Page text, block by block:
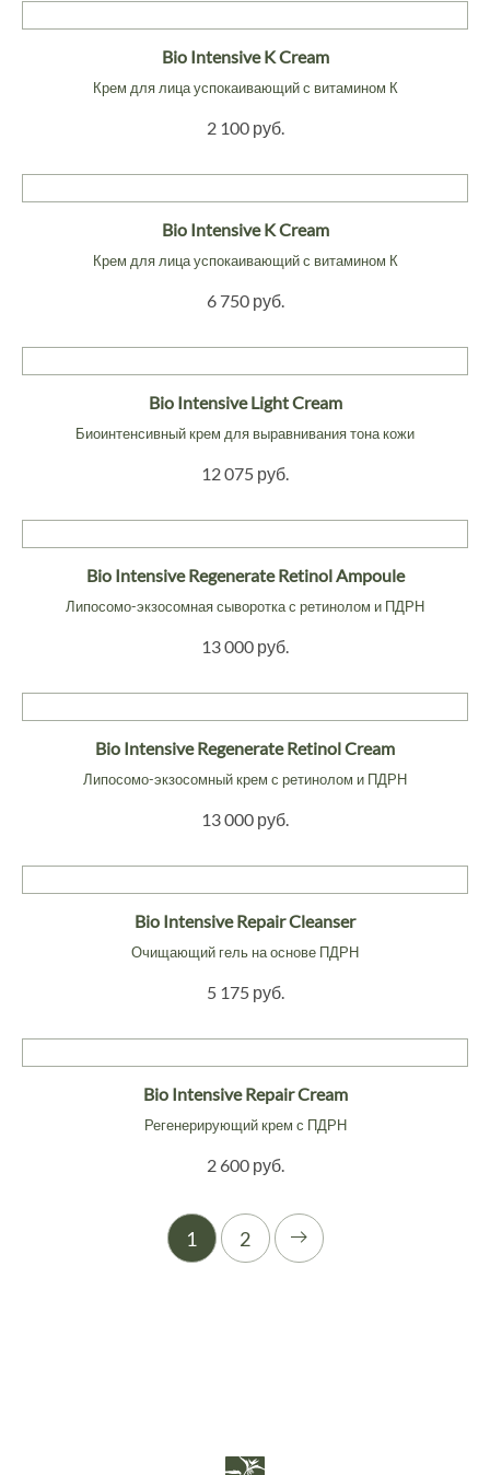
Bio Intensive K Cream
Крем для лица успокаивающий с витамином К
2 100 руб.
Bio Intensive K Cream
Крем для лица успокаивающий с витамином К
6 750 руб.
Bio Intensive Light Cream
Биоинтенсивный крем для выравнивания тона кожи
12 075 руб.
Bio Intensive Regenerate Retinol Ampoule
Липосомо-экзосомная сыворотка с ретинолом и ПДРН
13 000 руб.
Bio Intensive Regenerate Retinol Cream
Липосомо-экзосомный крем с ретинолом и ПДРН
13 000 руб.
Bio Intensive Repair Cleanser
Очищающий гель на основе ПДРН
5 175 руб.
Bio Intensive Repair Cream
Регенерирующий крем с ПДРН
2 600 руб.
1 2